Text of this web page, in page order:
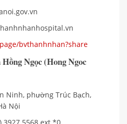
bvthanhnhan?share
Ngọc (Hong Ngoc
Ninh, phường Trúc Bạch,
Nội